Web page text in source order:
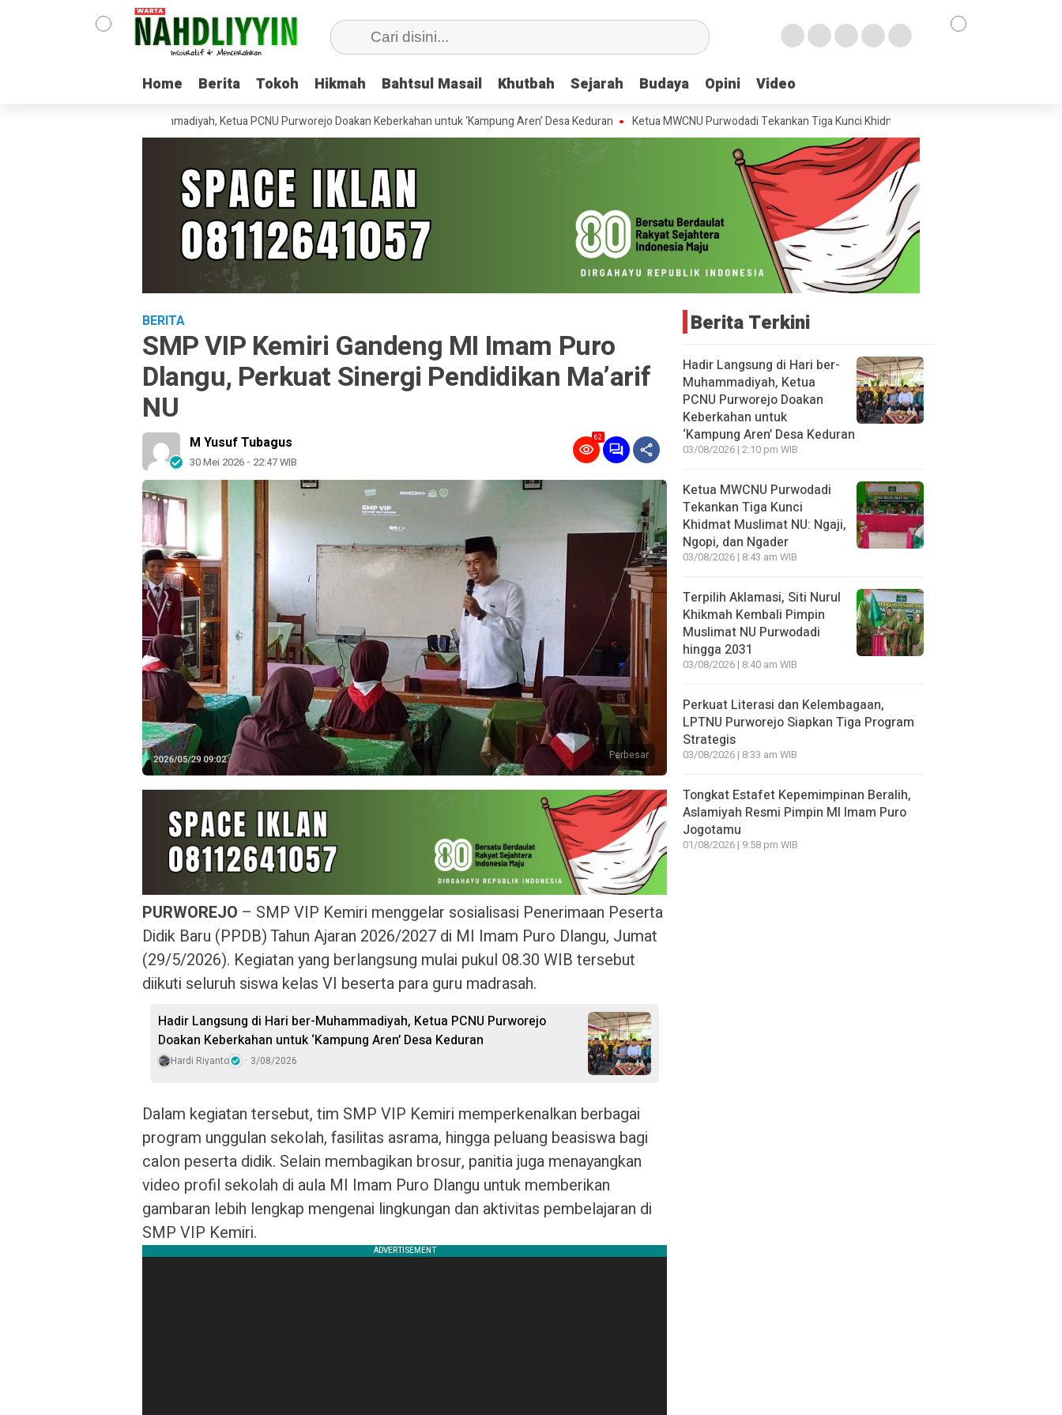
Home Berita Tokoh Hikmah Bahtsul Masail Khutbah Sejarah Budaya Opini Video
Home Berita Tokoh Hikmah Bahtsul Masail Khutbah Sejarah Budaya Opini Video
di Hari ber-Muhammadiyah, Ketua PCNU Purworejo Doakan Keberkahan untuk ‘Kampung Aren’ Desa Keduran Ketua MWCNU Purwodadi Tekankan Tiga Kunci Khidmat Muslimat NU: Ngaji, Ngopi, dan Ngader
BERITA
SMP VIP Kemiri Gandeng MI Imam Puro
Dlangu, Perkuat Sinergi Pendidikan Ma’arif
NU
M Yusuf Tubagus
30 Mei 2026 - 22:47 WIB
62
Perbesar
PURWOREJO – SMP VIP Kemiri menggelar sosialisasi Penerimaan Peserta
Didik Baru (PPDB) Tahun Ajaran 2026/2027 di MI Imam Puro Dlangu, Jumat
(29/5/2026). Kegiatan yang berlangsung mulai pukul 08.30 WIB tersebut
diikuti seluruh siswa kelas VI beserta para guru madrasah.
Hadir Langsung di Hari ber-Muhammadiyah, Ketua PCNU Purworejo
Doakan Keberkahan untuk ‘Kampung Aren’ Desa Keduran
Hardi Riyanto 3/08/2026
Dalam kegiatan tersebut, tim SMP VIP Kemiri memperkenalkan berbagai
program unggulan sekolah, fasilitas asrama, hingga peluang beasiswa bagi
calon peserta didik. Selain membagikan brosur, panitia juga menayangkan
video profil sekolah di aula MI Imam Puro Dlangu untuk memberikan
gambaran lebih lengkap mengenai lingkungan dan aktivitas pembelajaran di
SMP VIP Kemiri.
Berita Terkini
Hadir Langsung di Hari ber-
Muhammadiyah, Ketua
PCNU Purworejo Doakan
Keberkahan untuk
‘Kampung Aren’ Desa Keduran
03/08/2026 | 2:10 pm WIB
Ketua MWCNU Purwodadi
Tekankan Tiga Kunci
Khidmat Muslimat NU: Ngaji,
Ngopi, dan Ngader
03/08/2026 | 8:43 am WIB
Terpilih Aklamasi, Siti Nurul
Khikmah Kembali Pimpin
Muslimat NU Purwodadi
hingga 2031
03/08/2026 | 8:40 am WIB
Perkuat Literasi dan Kelembagaan,
LPTNU Purworejo Siapkan Tiga Program
Strategis
03/08/2026 | 8:33 am WIB
Tongkat Estafet Kepemimpinan Beralih,
Aslamiyah Resmi Pimpin MI Imam Puro
Jogotamu
01/08/2026 | 9:58 pm WIB